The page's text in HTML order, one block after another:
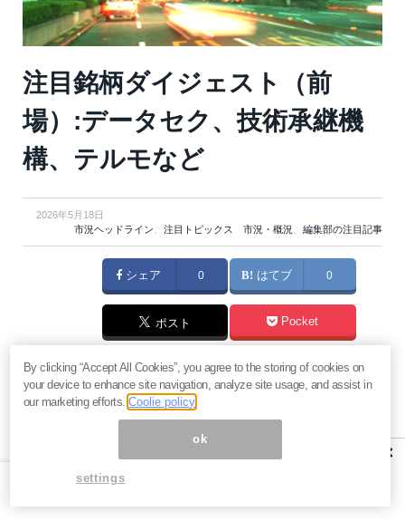
注目銘柄ダイジェスト（前
場）:データセク、技術承継機
構、テルモなど
2026年5月18日
市況ヘッドライン、 注目トピックス 市況・概況、 編集部の注目記事
シェア 0 はてブ 0
ポスト Pocket
マネーボイス 必読の記事
急騰後に急落「パワーエックス」株は買いか？蓄電池銘柄の
将来性とリスク
過去最高益「サンリオ」は買いか？決算で見えた“強い事
業”と“脆い統治”の同居
村田製作所なぜ株価3.8倍急騰？AIデータセンター需要の期待
×
By clicking “Accept All Cookies”, you agree to the storing of cookies on
your device to enhance site navigation, analyze site usage, and assist in
our marketing efforts.Coolie policy
ok
settings